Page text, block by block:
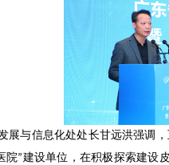
展与信息化处处长甘远洪强调
院”建设单位，在积极探索建